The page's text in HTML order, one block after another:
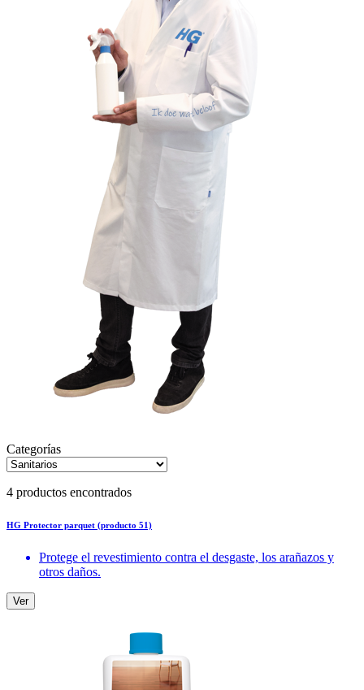
Categorías
4 productos encontrados
HG Protector parquet (producto 51)
Protege el revestimiento contra el desgaste, los arañazos y
otros daños.
Ver